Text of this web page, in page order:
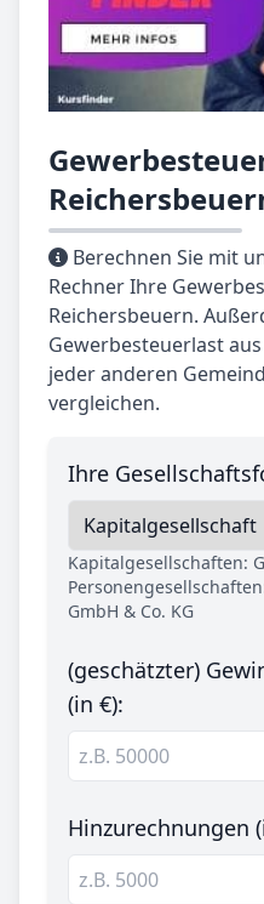
Berechnen Sie mit
Rechner Ihre
Reichersbeuern.
Gewerbesteuerlast
jeder anderen
vergleichen.
Ihre
Kapitalgesellschaften:
GmbH & Co. KG
(geschätzter)
(in €):
Hinzurechnungen